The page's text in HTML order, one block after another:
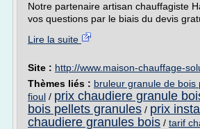
Notre partenaire artisan chauffagiste
vos questions par le biais du devis
Lire la suite
Site : http://www.maison-chauffage-
Thèmes liés : bruleur granule de bois
fioul / prix chaudiere granule
bois pellets granules / prix
chaudiere granules bois / tarif